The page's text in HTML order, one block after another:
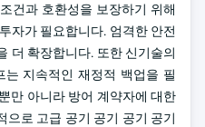
건과 호환성을 보장하기 위해
자가 필요합니다. 엄격한 안전
더 확장합니다. 또한 신기술의
지속적인 재정적 백업을 필
만 아니라 방어 계약자에 대한
으로 고급 공기 공기 공기 공기